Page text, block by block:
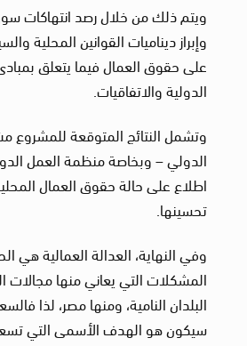
ويتم ذلك من خلال رصد انتهاكات
وإبراز ديناميات القوانين المحلية
على حقوق العمال فيما يتعلق
الدولية والاتفاقيات.
وتشمل النتائج المتوقعة للمشروع
الدولي – وبخاصة منظمة العمل
اطلاع على حالة حقوق العمال
تحسينها.
وفي النهاية، العدالة العمالية هي
المشكلات التي يعاني منها
البلدان النامية، ومنها مصر، لذا
سيكون هو الهدف الأسمى التي